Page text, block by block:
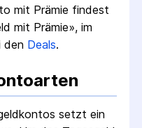
mit Prämie findest
mit Prämie», im
Deals.
setzt ein